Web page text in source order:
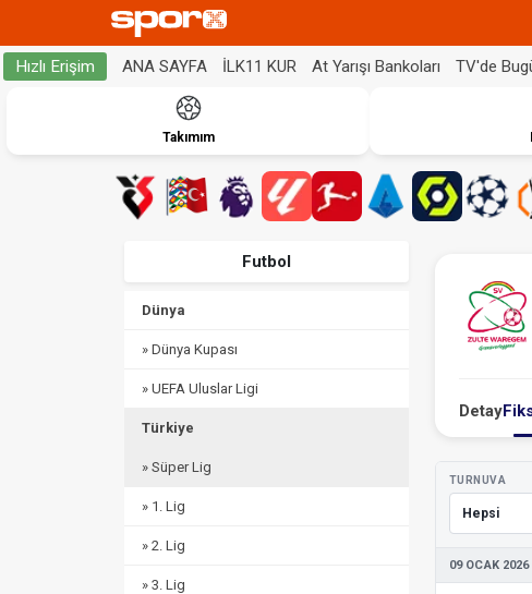
Hızlı Erişim ANA SAYFA İLK11 KUR At Yarışı Bankoları TV'de
Takımım
Futbol
Dünya
» Dünya Kupası
» UEFA Uluslar Ligi
Türkiye
» Süper Lig
» 1. Lig
» 2. Lig
» 3. Lig
Detay
TURNUVA
09 OCAK 2026